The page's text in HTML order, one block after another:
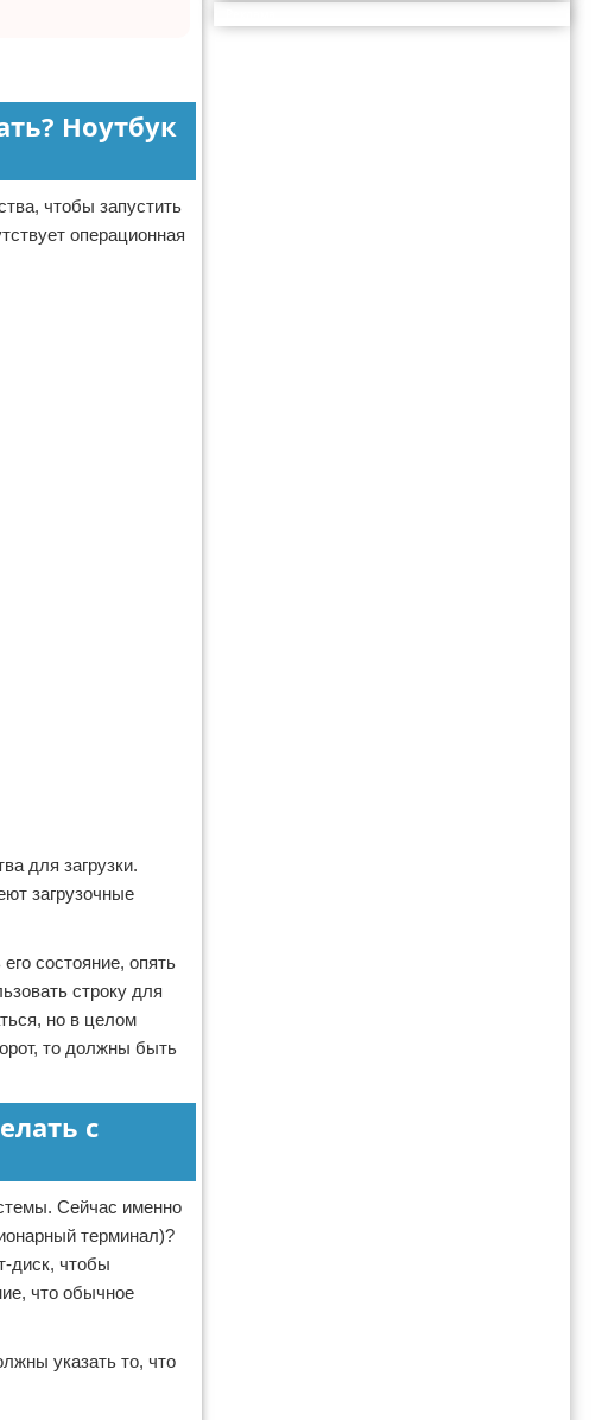
Ноутбук
чтобы запустить
операционная
для загрузки.
загрузочные
состояние, опять
строку для
но в целом
то должны быть
с
Сейчас именно
терминал)?
диск, чтобы
что обычное
указать то, что